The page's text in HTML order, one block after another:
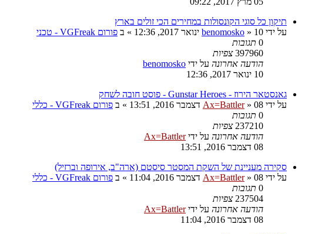
תיקון כל סוגי הקונסולות במחירים הכי זולים בארץ
על ידי
benomosko » 10 ינואר 2017, 12:36 » ב פורום VGFreak - טכני
0 תגובות
397960 צפיות
הודעה אחרונה על ידי benomosko
10 ינואר 2017, 12:36
גאנסטאר הירוז - Gunstar Heroes - פוסט חובה לשחק
על ידי
Ax=Battler» 08 דצמבר 2016, 13:51 » ב פורום VGFreak - כללי
0 תגובות
237210 צפיות
הודעה אחרונה על ידיAx=Battler
08 דצמבר 2016, 13:51
סקירה מעניינת של השקת המסטר סיסטם (ארה"ב, אירופה וברזיל)
על ידי
Ax=Battler» 08 דצמבר 2016, 11:04 » ב פורום VGFreak - כללי
0 תגובות
237504 צפיות
הודעה אחרונה על ידיAx=Battler
08 דצמבר 2016, 11:04